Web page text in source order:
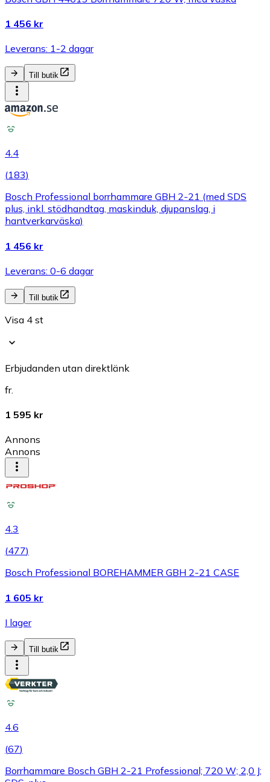
1 456 kr
Leverans: 1-2 dagar
Till butik
4.4
(183)
Bosch Professional borrhammare GBH 2-21 (med SDS
plus, inkl. stödhandtag, maskinduk, djupanslag, i
hantverkarväska)
1 456 kr
Leverans: 0-6 dagar
Till butik
Visa 4 st
Erbjudanden utan direktlänk
fr.
1 595 kr
Annons
Annons
4.3
(477)
Bosch Professional BOREHAMMER GBH 2-21 CASE
1 605 kr
I lager
Till butik
4.6
(67)
Borrhammare Bosch GBH 2-21 Professional; 720 W; 2,0 J;